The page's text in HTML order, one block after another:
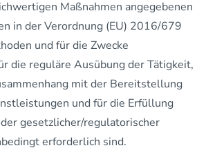
Maßnahmen angegebenen
in der Verordnung (EU) 2016/679
und für die Zwecke
die reguläre Ausübung der Tätigkeit,
mit der Bereitstellung
und für die Erfüllung
gesetzlicher/regulatorischer
erforderlich sind.